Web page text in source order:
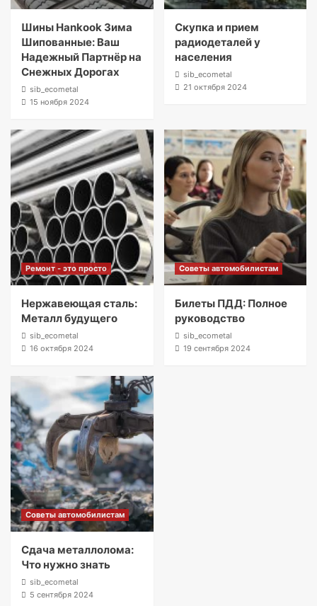
Шины Hankook Зима
Шипованные: Ваш
Надежный Партнёр на
Снежных Дорогах
sib_ecometal
15 ноября 2024
Скупка и прием
радиодеталей у
населения
sib_ecometal
21 октября 2024
Ремонт - это просто
Нержавеющая сталь:
Металл будущего
sib_ecometal
16 октября 2024
Советы автомобилистам
Билеты ПДД: Полное
руководство
sib_ecometal
19 сентября 2024
Советы автомобилистам
Сдача металлолома:
Что нужно знать
sib_ecometal
5 сентября 2024